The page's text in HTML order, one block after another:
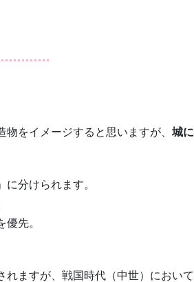
をイメージすると思いますが、 城に
分けられます。
先。
ますが、戦国時代（中世）において